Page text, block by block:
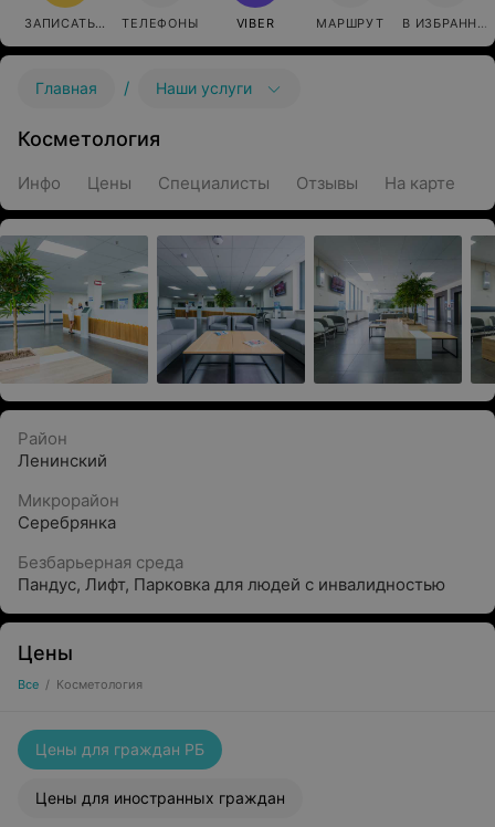
ЗАПИСАТЬСЯ ТЕЛЕФОНЫ VIBER МАРШРУТ В ИЗБРАННОЕ
Главная / Наши услуги
Косметология
Инфо Цены Специалисты Отзывы На карте
Район
Ленинский
Микрорайон
Серебрянка
Безбарьерная среда
Пандус, Лифт, Парковка для людей с инвалидностью
Цены
Все / Косметология
Цены для граждан РБ
Цены для иностранных граждан